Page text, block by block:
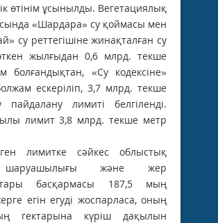
өтінім ұсынылды. Вегетациялық
«Шардара» су қоймасы мен
су реттегішіне жинақталған су
жылғыдан 0,6 млрд. текше
болғандықтан, «Су кодексіне»
ескеріліп, 3,7 млрд. текше
лимиті белгіленді.
лимит 3,8 млрд. текше метр
лимитке сәйкес облыстық
және жер
басқармасы 187,5 мың
егін егуді жоспарласа, оның
гектарына күріш дақылын